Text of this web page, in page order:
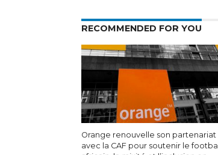
RECOMMENDED FOR YOU
Orange renouvelle son partenariat
avec la CAF pour soutenir le football